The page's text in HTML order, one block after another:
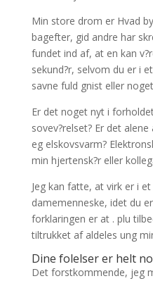
Min store drom er Hvad
bagefter, gid andre har
fundet ind af, at en kan
sekund?r, selvom du er i
savne fuld gnist eller
Er det noget nyt i
sovev?relset? Er det
eg elskovsvarm?
min hjertensk?r eller
Jeg kan fatte, at virk er i
damemenneske, idet du
forklaringen er at . plu
tiltrukket af aldeles ung
Dine folelser er helt
Det forstkommende, jeg